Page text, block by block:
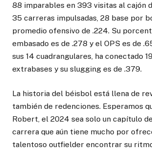
88 imparables en 393 visitas al cajón
35 carreras impulsadas, 28 base por
promedio ofensivo de .224. Su
embasado es de .278 y el OPS es de
sus 14 cuadrangulares, ha conectado
extrabases y su slugging es de .379.
La historia del béisbol está llena de
también de redenciones. Esperamos
Robert, el 2024 sea solo un capítulo
carrera que aún tiene mucho por
talentoso outfielder encontrar su